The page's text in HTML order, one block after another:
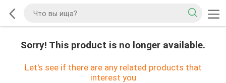
Sorry! This product is no longer available.
Let's see if there are any related products that
interest you